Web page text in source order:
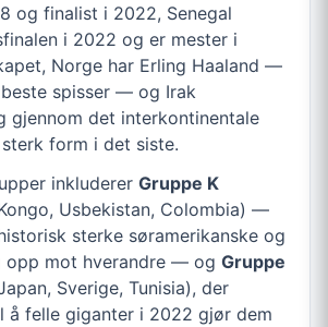
og finalist i 2022, Senegal
i 2022 og er mester i
Norge har Erling Haaland —
spisser — og Irak
gjennom det interkontinentale
form i det siste.
inkluderer Gruppe K
Usbekistan, Colombia) —
sterke søramerikanske og
opp mot hverandre — og Gruppe
Sverige, Tunisia), der
å felle giganter i 2022 gjør dem